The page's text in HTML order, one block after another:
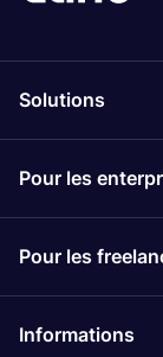
Solutions
Pour les
Pour les
Informations